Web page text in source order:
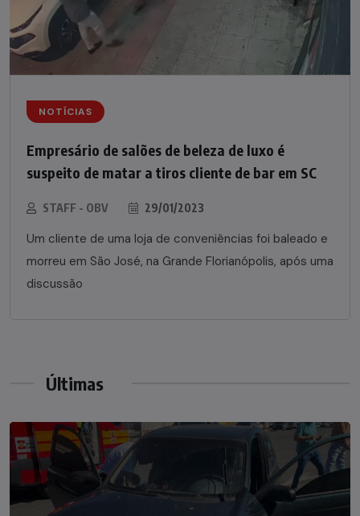
NOTÍCIAS
Empresário de salões de beleza de luxo é
suspeito de matar a tiros cliente de bar em SC
STAFF - OBV 29/01/2023
Um cliente de uma loja de conveniências foi baleado e
morreu em São José, na Grande Florianópolis, após uma
discussão
Últimas